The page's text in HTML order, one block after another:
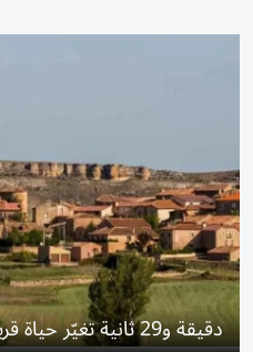
دقيقة و29 ثانية تغيّر حياة قرية إسبانية